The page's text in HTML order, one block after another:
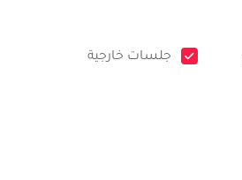
جلسات خارجية